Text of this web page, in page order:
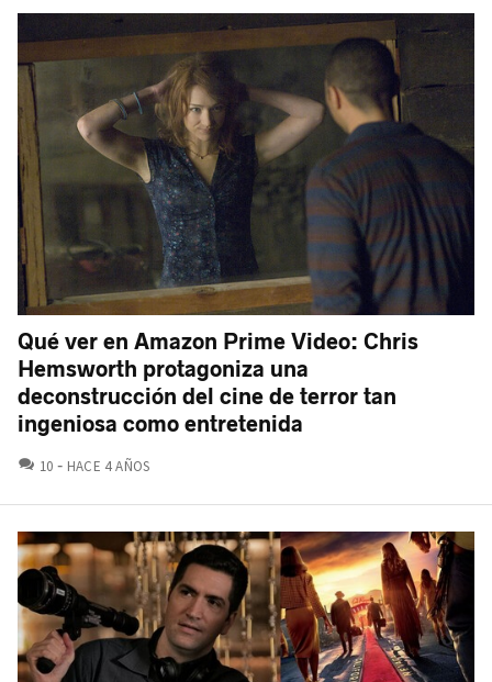
Qué ver en Amazon Prime Video: Chris
Hemsworth protagoniza una
deconstrucción del cine de terror tan
ingeniosa como entretenida
10 COMENTARIOS
HACE 4 AÑOS